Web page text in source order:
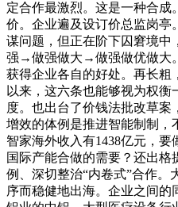
定合作最激烈。这是一种合成
价。企业遍及设订价总监岗亭
谋问题，但正在阶下囚窘境
强→做强做大→做强做优做大
获得企业各自的好处。再长粗
以来，这六条也能够视为权衡
度。也出台了价钱法批改草
增效的体例是推进智能制制，
智家海外收入有1438亿元，
国际产能合做的需要？还出
例、深切整治“内卷式”合作。
序而稳健地出海。企业之间